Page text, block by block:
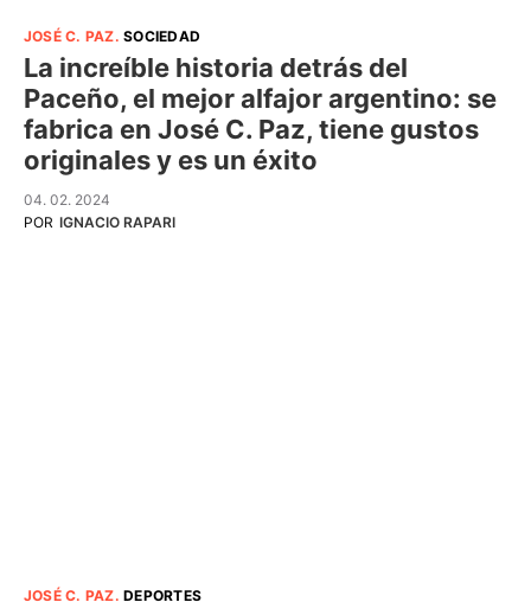
JOSÉ C. PAZ.SOCIEDAD
La increíble historia detrás del
Paceño, el mejor alfajor argentino: se
fabrica en José C. Paz, tiene gustos
originales y es un éxito
04. 02. 2024
IGNACIO RAPARI
POR
JOSÉ C. PAZ.DEPORTES